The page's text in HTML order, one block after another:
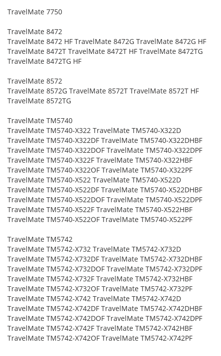
TravelMate 7750
TravelMate 8472
TravelMate 8472 HF TravelMate 8472G TravelMate 8472G HF
TravelMate 8472T TravelMate 8472T HF TravelMate 8472TG
TravelMate 8472TG HF
TravelMate 8572
TravelMate 8572G TravelMate 8572T TravelMate 8572T HF
TravelMate 8572TG
TravelMate TM5740
TravelMate TM5740-X322 TravelMate TM5740-X322D
TravelMate TM5740-X322DF TravelMate TM5740-X322DHBF
TravelMate TM5740-X322DOF TravelMate TM5740-X322DPF
TravelMate TM5740-X322F TravelMate TM5740-X322HBF
TravelMate TM5740-X322OF TravelMate TM5740-X322PF
TravelMate TM5740-X522 TravelMate TM5740-X522D
TravelMate TM5740-X522DF TravelMate TM5740-X522DHBF
TravelMate TM5740-X522DOF TravelMate TM5740-X522DPF
TravelMate TM5740-X522F TravelMate TM5740-X522HBF
TravelMate TM5740-X522OF TravelMate TM5740-X522PF
TravelMate TM5742
TravelMate TM5742-X732 TravelMate TM5742-X732D
TravelMate TM5742-X732DF TravelMate TM5742-X732DHBF
TravelMate TM5742-X732DOF TravelMate TM5742-X732DPF
TravelMate TM5742-X732F TravelMate TM5742-X732HBF
TravelMate TM5742-X732OF TravelMate TM5742-X732PF
TravelMate TM5742-X742 TravelMate TM5742-X742D
TravelMate TM5742-X742DF TravelMate TM5742-X742DHBF
TravelMate TM5742-X742DOF TravelMate TM5742-X742DPF
TravelMate TM5742-X742F TravelMate TM5742-X742HBF
TravelMate TM5742-X742OF TravelMate TM5742-X742PF